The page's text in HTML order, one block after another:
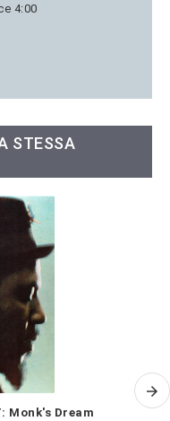
4:00
STESSA
Monk's Dream